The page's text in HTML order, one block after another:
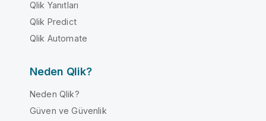
Qlik Yanıtları
Qlik Predict
Qlik Automate
Neden Qlik?
Neden Qlik?
Güven ve Güvenlik